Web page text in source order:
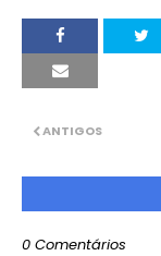
ANTIGOS
0 Comentários